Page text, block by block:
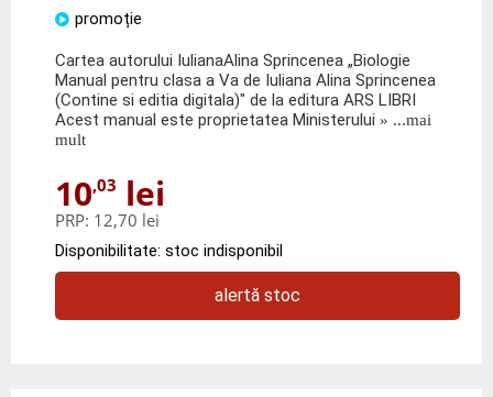
promoție
Cartea autorului IulianaAlina Sprincenea „Biologie
Manual pentru clasa a Va de Iuliana Alina Sprincenea
(Contine si editia digitala)" de la editura ARS LIBRI
Acest manual este proprietatea Ministerului » ...mai
mult
10,03 lei
PRP: 12,70 lei
Disponibilitate: stoc indisponibil
alertă stoc